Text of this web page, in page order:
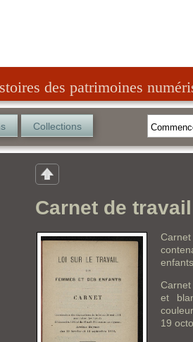
des patrimoines
Collections
Carnet de
enfants.
et
19